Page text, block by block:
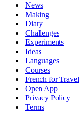
News
Making
Diary
Challenges
Experiments
Ideas
Languages
Courses
French for Travel
Open App
Privacy Policy
Terms